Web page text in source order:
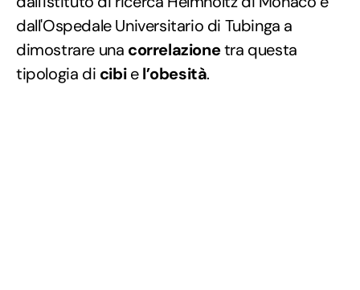
dall'Ospedale Universitario di Tubinga a
dimostrare una correlazionetra questa
tipologia di cibiel’obesità.